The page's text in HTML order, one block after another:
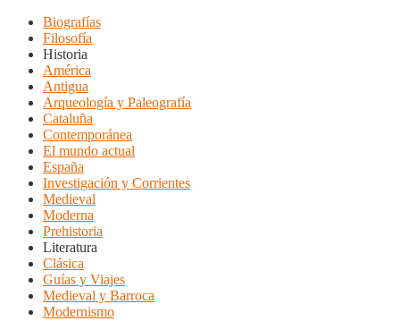
Biografías
Filosofía
Historia
América
Antigua
Arqueología y Paleografía
Cataluña
Contemporánea
El mundo actual
España
Investigación y Corrientes
Medieval
Moderna
Prehistoria
Literatura
Clásica
Guías y Viajes
Medieval y Barroca
Modernismo